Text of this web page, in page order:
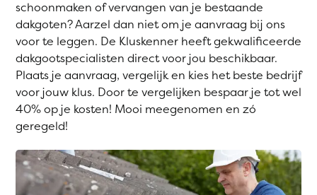
schoonmaken of vervangen van je bestaande
dakgoten? Aarzel dan niet om je aanvraag bij ons
voor te leggen. De Kluskenner heeft gekwalificeerde
dakgootspecialisten direct voor jou beschikbaar.
Plaats je aanvraag, vergelijk en kies het beste bedrijf
voor jouw klus. Door te vergelijken bespaar je tot wel
40% op je kosten! Mooi meegenomen en zó
geregeld!